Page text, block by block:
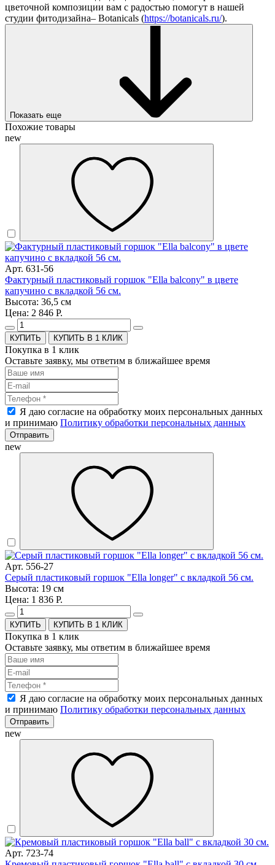
цветочной композиции вам с радостью помогут в нашей
студии фитодизайна– Botanicals (https://botanicals.ru/).
Показать еще
Похожие товары
new
Арт. 631-56
Фактурный пластиковый горшок "Ella balcony" в цвете
капучино с вкладкой 56 см.
Высота: 36,5 см
Цена: 2 846 Р.
КУПИТЬ В 1 КЛИК
Покупка в 1 клик
Оставьте заявку, мы ответим в ближайшее время
Я даю согласие на обработку моих персональных данных
и принимаю Политику обработки персональных данных
Отправить
new
Арт. 556-27
Серый пластиковый горшок "Ella longer" с вкладкой 56 см.
Высота: 19 см
Цена: 1 836 Р.
КУПИТЬ В 1 КЛИК
Покупка в 1 клик
Оставьте заявку, мы ответим в ближайшее время
Я даю согласие на обработку моих персональных данных
и принимаю Политику обработки персональных данных
Отправить
new
Арт. 723-74